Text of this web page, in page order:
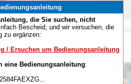
die Sie suchen, nicht
Bescheid, und wir versuchen, die
zu ergänzen:
/ Ersuchen um Bedienungsanleitung
eine Bedienungsanleitung: